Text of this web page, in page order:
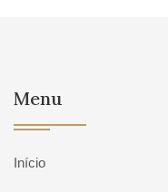
Menu
Início